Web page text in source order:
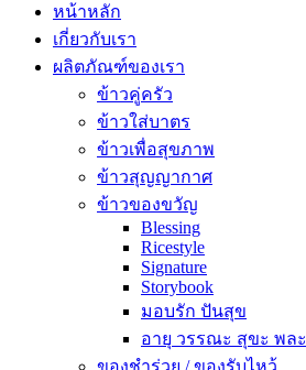
หน้าหลัก
เกี่ยวกับเรา
ผลิตภัณฑ์ของเรา
ข้าวคู่ครัว
ข้าวใส่บาตร
ข้าวเพื่อสุขภาพ
ข้าวสุญญากาศ
ข้าวของขวัญ
Blessing
Ricestyle
Signature
Storybook
มอบรัก ปันสุข
อายุ วรรณะ สุขะ พละ